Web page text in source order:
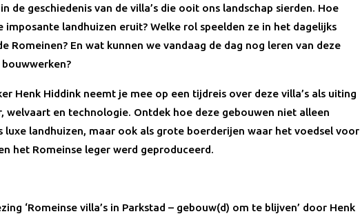
de geschiedenis van de villa’s die ooit ons landschap sierden. Hoe
imposante landhuizen eruit? Welke rol speelden ze in het dagelijks
Romeinen? En wat kunnen we vandaag de dag nog leren van deze
Henk Hiddink neemt je mee op een tijdreis over deze villa’s als uiting
welvaart en technologie. Ontdek hoe deze gebouwen niet alleen
luxe landhuizen, maar ook als grote boerderijen waar het voedsel voor
het Romeinse leger werd geproduceerd.
‘Romeinse villa’s in Parkstad – gebouw(d) om te blijven’ door Henk